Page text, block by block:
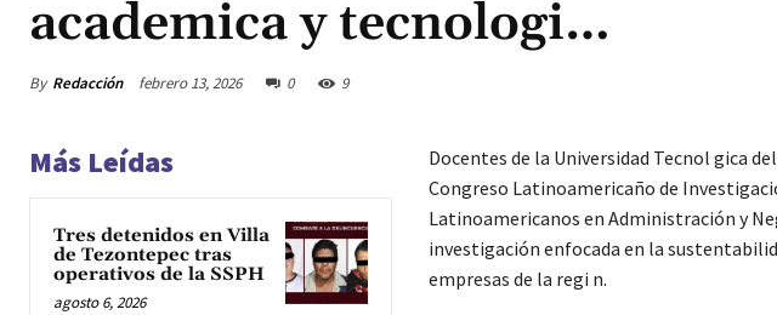
academica y tecnologi…
By Redacción febrero 13, 2026 0 9
Más Leídas
Tres detenidos en Villa
de Tezontepec tras
operativos de la SSPH
agosto 6, 2026
Docentes de la Universidad Tecnol gica
Congreso Latinoamericaño de
Latinoamericanos en Administración y
investigación enfocada en la
empresas de la regi n.